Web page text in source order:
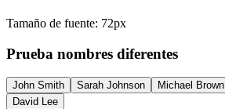
Tamaño de fuente: 72px
Prueba nombres diferentes
John Smith Sarah Johnson Michael Brown
David Lee